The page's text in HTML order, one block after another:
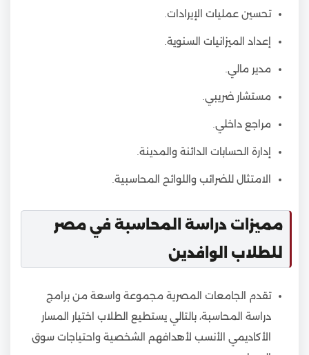
تحسين عمليات الإيرادات.
إعداد الميزانيات السنوية.
مدير مالي.
مستشار ضريبي.
مراجع داخلي.
إدارة الحسابات الدائنة والمدينة.
الامتثال للضرائب واللوائح المحاسبية.
مميزات دراسة المحاسبة في مصر
للطلاب الوافدين
تقدم الجامعات المصرية مجموعة واسعة من برامج
دراسة المحاسبة، بالتالي يستطيع الطلاب اختيار المسار
الأكاديمي الأنسب لأهدافهم الشخصية واحتياجات سوق